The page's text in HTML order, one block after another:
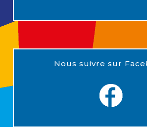
Nous suivre sur